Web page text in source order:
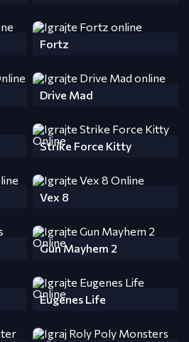
Fortz
Drive Mad
Strike Force Kitty
Vex 8
Gun Mayhem 2
Eugenes Life